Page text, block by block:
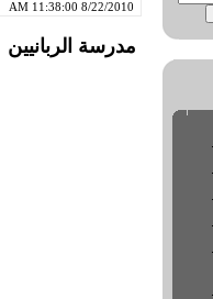
8/22/2010 11:38:00 AM
مدرسة الربانيين